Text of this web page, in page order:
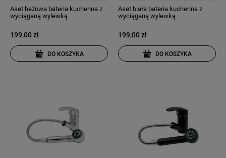
Aset beżowa bateria kuchenna z
wyciąganą wylewką
199,00 zł
DO KOSZYKA
Aset biała bateria kuchenna z
wyciąganą wylewką
199,00 zł
DO KOSZYKA